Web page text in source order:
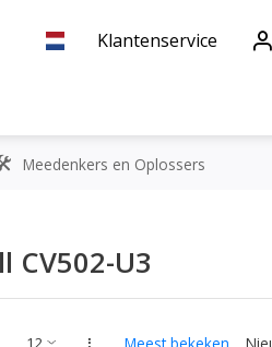
Klantenservice
Meedenkers en Oplossers
CV502-U3
Meest bekeken